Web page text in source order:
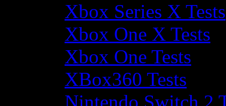
Xbox Series X Tests
Xbox One X Tests
Xbox One Tests
XBox360 Tests